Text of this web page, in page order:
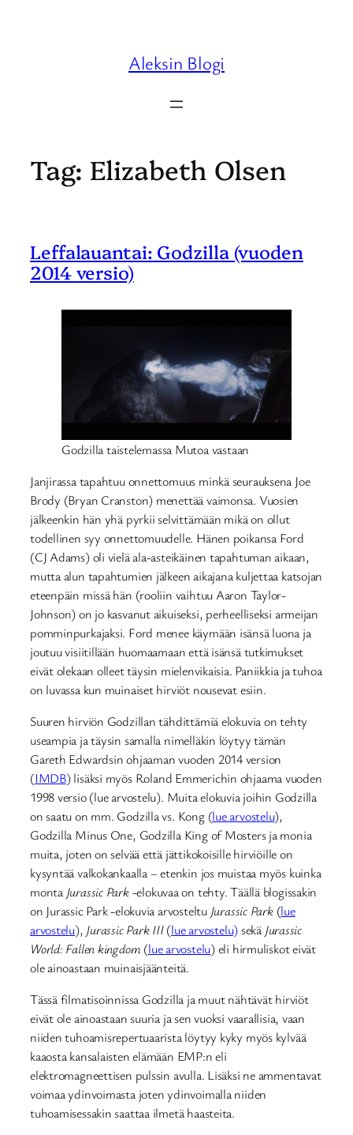
Aleksin Blogi
Tag: Elizabeth Olsen
Leffalauantai: Godzilla (vuoden
2014 versio)
Godzilla taistelemassa Mutoa vastaan
Janjirassa tapahtuu onnettomuus minkä seurauksena Joe
Brody (Bryan Cranston) menettää vaimonsa. Vuosien
jälkeenkin hän yhä pyrkii selvittämään mikä on ollut
todellinen syy onnettomuudelle. Hänen poikansa Ford
(CJ Adams) oli vielä ala-asteikäinen tapahtuman aikaan,
mutta alun tapahtumien jälkeen aikajana kuljettaa katsojan
eteenpäin missä hän (rooliin vaihtuu Aaron Taylor-
Johnson) on jo kasvanut aikuiseksi, perheelliseksi armeijan
pomminpurkajaksi. Ford menee käymään isänsä luona ja
joutuu visiitillään huomaamaan että isänsä tutkimukset
eivät olekaan olleet täysin mielenvikaisia. Paniikkia ja tuhoa
on luvassa kun muinaiset hirviöt nousevat esiin.
Suuren hirviön Godzillan tähdittämiä elokuvia on tehty
useampia ja täysin samalla nimelläkin löytyy tämän
Gareth Edwardsin ohjaaman vuoden 2014 version
(IMDB) lisäksi myös Roland Emmerichin ohjaama vuoden
1998 versio (lue arvostelu). Muita elokuvia joihin Godzilla
on saatu on mm. Godzilla vs. Kong (lue arvostelu),
Godzilla Minus One, Godzilla King of Mosters ja monia
muita, joten on selvää että jättikokoisille hirviöille on
kysyntää valkokankaalla – etenkin jos muistaa myös kuinka
monta Jurassic Park-elokuvaa on tehty. Täällä blogissakin
on Jurassic Park -elokuvia arvosteltu Jurassic Park(lue
arvostelu), Jurassic Park III(lue arvostelu)sekä Jurassic
World: Fallen kingdom(lue arvostelu) eli hirmuliskot eivät
ole ainoastaan muinaisjäänteitä.
Tässä filmatisoinnissa Godzilla ja muut nähtävät hirviöt
eivät ole ainoastaan suuria ja sen vuoksi vaarallisia, vaan
niiden tuhoamisrepertuaarista löytyy kyky myös kylvää
kaaosta kansalaisten elämään EMP:n eli
elektromagneettisen pulssin avulla. Lisäksi ne ammentavat
voimaa ydinvoimasta joten ydinvoimalla niiden
tuhoamisessakin saattaa ilmetä haasteita.